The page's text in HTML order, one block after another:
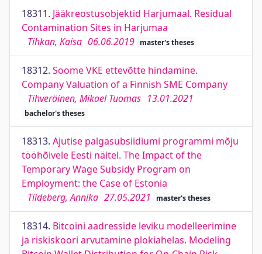
18311. Jääkreostusobjektid Harjumaal. Residual
Contamination Sites in Harjumaa
Tihkan, Kaisa 06.06.2019 master's theses
18312. Soome VKE ettevõtte hindamine.
Company Valuation of a Finnish SME Company
Tihveräinen, Mikael Tuomas 13.01.2021
bachelor's theses
18313. Ajutise palgasubsiidiumi programmi mõju
tööhõivele Eesti näitel. The Impact of the
Temporary Wage Subsidy Program on
Employment: the Case of Estonia
Tiideberg, Annika 27.05.2021 master's theses
18314. Bitcoini aadresside leviku modelleerimine
ja riskiskoori arvutamine plokiahelas. Modeling